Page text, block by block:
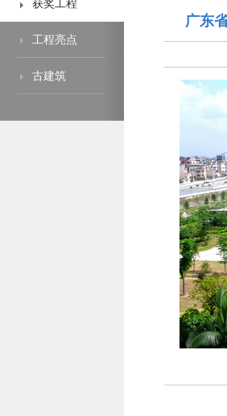
获奖工程
工程亮点
古建筑
广东